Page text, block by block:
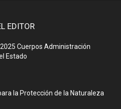
EDITOR
Cuerpos Administración
Estado
la Protección de la Naturaleza